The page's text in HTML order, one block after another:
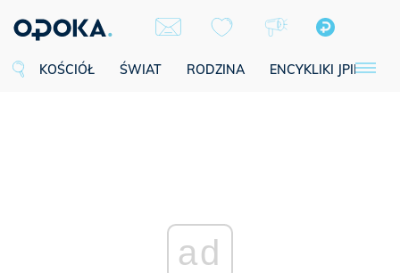
KOŚCIÓŁ ŚWIAT RODZINA ENCYKLIKI JPII
ad